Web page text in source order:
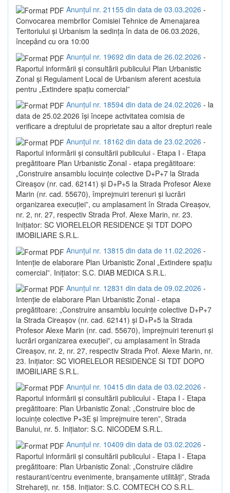
Anunțul nr. 21155 din data de 03.03.2026 -
Convocarea membrilor Comisiei Tehnice de Amenajarea
Teritoriului și Urbanism la sedința în data de 06.03.2026,
începând cu ora 10:00
Anunțul nr. 19692 din data de 26.02.2026 -
Raportul informării și consultării publicului Plan Urbanistic
Zonal și Regulament Local de Urbanism aferent acestuia
pentru „Extindere spațiu comercial”
Anunțul nr. 18594 din data de 24.02.2026 - la
data de 25.02.2026 își începe activitatea comisia de
verificare a dreptului de proprietate sau a altor drepturi reale
Anunțul nr. 18162 din data de 23.02.2026 -
Raportul informării și consultării publicului - Etapa I - Etapa
pregătitoare Plan Urbanistic Zonal - etapa pregătitoare:
„Construire ansamblu locuințe colective D+P+7 la Strada
Cireașov (nr. cad. 62141) și D+P+5 la Strada Profesor Alexe
Marin (nr. cad. 55670), împrejmuiri terenuri și lucrări
organizarea execuției”, cu amplasament în Strada Cireașov,
nr. 2, nr. 27, respectiv Strada Prof. Alexe Marin, nr. 23.
Inițiator: SC VIORELELOR RESIDENCE ȘI TDT DOPO
IMOBILIARE S.R.L.
Anunțul nr. 13815 din data de 11.02.2026 -
Intenție de elaborare Plan Urbanistic Zonal „Extindere spațiu
comercial”. Inițiator: S.C. DIAB MEDICA S.R.L.
Anunțul nr. 12831 din data de 09.02.2026 -
Intenție de elaborare Plan Urbanistic Zonal - etapa
pregătitoare: „Construire ansamblu locuințe colective D+P+7
la Strada Cireașov (nr. cad. 62141) și D+P+5 la Strada
Profesor Alexe Marin (nr. cad. 55670), împrejmuiri terenuri și
lucrări organizarea execuției”, cu amplasament în Strada
Cireașov, nr. 2, nr. 27, respectiv Strada Prof. Alexe Marin, nr.
23. Inițiator: SC VIORELELOR RESIDENCE SI TDT DOPO
IMOBILIARE S.R.L.
Anunțul nr. 10415 din data de 03.02.2026 -
Raportul informării și consultării publicului - Etapa I - Etapa
pregătitoare: Plan Urbanistic Zonal: „Construire bloc de
locuințe colective P+3E și împrejmuire teren”, Strada
Banului, nr. 5. Inițiator: S.C. NICODEM S.R.L.
Anunțul nr. 10409 din data de 03.02.2026 -
Raportul informării și consultării publicului - Etapa I - Etapa
pregătitoare: Plan Urbanistic Zonal: „Construire clădire
restaurant/centru evenimente, branșamente utilități”, Strada
Strehareți, nr. 158. Inițiator: S.C. COMTECH CO S.R.L.